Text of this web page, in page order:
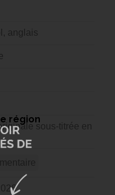
anglais
sous-titrée en
région